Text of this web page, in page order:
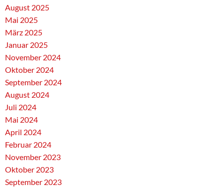
August 2025
Mai 2025
März 2025
Januar 2025
November 2024
Oktober 2024
September 2024
August 2024
Juli 2024
Mai 2024
April 2024
Februar 2024
November 2023
Oktober 2023
September 2023